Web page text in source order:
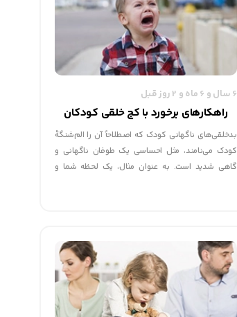
6 سال و 6 ماه و 2 روز قبل
راهکارهای برخورد با کج‌ خلقی کودکان
بدخلقی‌های ناگهانی کودک که اصطلاحاً آن را الم‌شنگهٔ
کودک می‌نامند، مثل احساسی یک طوفان ناگهانی و
گاهی شدید است. به عنوان مثال، یک لحظه شما و
نوشیدنی‌اش کمی خم شده است.